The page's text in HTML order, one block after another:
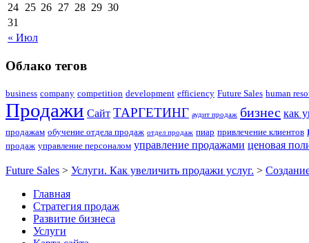
« Июл
24 25 26 27 28 29 30
31
Облако тегов
business company competition development efficiency Future Sales human
Продажи Сайт ТАРГЕТИНГ аудит продаж бизнес как
продажам обучение отдела продаж отдел продаж пиар привлечение клиентов
продаж управление персоналом управление продажами ценовая
Future Sales > Услуги. Как увеличить продажи услуг. >
Главная
Стратегия продаж
Развитие бизнеса
Услуги